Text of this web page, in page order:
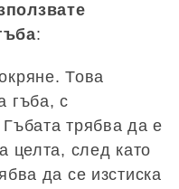
:
Това
гъба, с
трябва да е
целта, след като
да се изстиска